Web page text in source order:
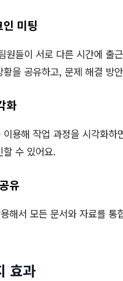
미팅
원들이 서로 다른 시간에 출
을 공유하고, 문제 해결 방
화
용해 작업 과정을 시각화
할 수 있어요.
유
해서 모든 문서와 자료를
효과